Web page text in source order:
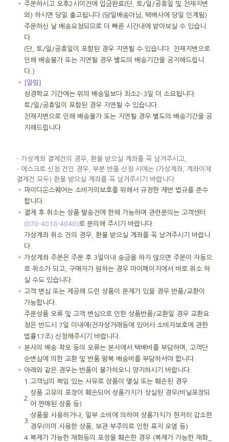
＊ 주문하시고 오후2시이전에 입금완료(단, 토/일/공휴일 및 천재지변
외) 하시면 당일 출고됩니다.(당일배송아님, 택배사에 당일 인계됨)
주문하신 날 배송요청되므로 더 빠른 시간내에 받아보실 수 있습니
다.
(단, 토/일/공휴일이 포함된 경우 지연될 수 있습니다. 천재지변으로
인해 배송불가 또는 지연될 경우 별도의 배송기간을 공지해드립니
다.)
＊
[알림]
성경학교 기간에는 위의 배송일보다 최소2-3일 더 소요됩니다.
토/일/공휴일이 포함된 경우 지연될 수 있습니다.
천재지변으로 인해 배송불가 또는 지연될 경우 별도의 배송기간을 공
지해드립니다
- 가상계좌 결제건의 경우, 환불 받으실 계좌를 꼭 남겨주시고,
- 에스크로 신청 건인 경우, 부분 반품 신청 시에는 (가상계좌, 계좌이체
결제건 모두) 환불 받으실 계좌를 꼭 남겨주시기 바랍니다.
＊ 파이디온스퀘어는 소비자의보호를 위해서 규정한 제반 법규를 준수
합니다.
＊ 결제 후 취소는 상품 발송전에 한해 가능하며 관련문의는 고객센터
(070-4018-4040)로 문의해 주시기 바랍니다.
가상계좌 취소 건의 경우, 환불 받으실 계좌를 꼭 남겨주시기 바랍니
다.
＊ 가상계좌 주문은 주문 후 3일이내 송금을 하지 않으면 주문이 자동으
로 취소가 되고, 구매자가 원하는 경우 마이페이지에서 바로 취소 하
실 수도 있습니다.
＊ 고객 변심 또는 제공해 드린 상품이 문제가 있을 경우 반품/교환이
가능합니다.
주문상품 오류 및 고객 변심으로 인한 상품반품/교환일 경우 교환요
청은 반드시 7일 이내에(전자상거래등에 있어서 소비자보호에 관한
법률17조) 신청해주시기 바랍니다.
＊ 본사의 배송 착오 등의 오류는 본사에서 택배비를 부담하며, 고객단
순변심에 의한 교환 및 반품 왕복 배송비를 부담하셔야 합니다.
＊ 아래와 같은 경우는 반품이 불가하오니 양지하시기 바랍니다.
1. 고객님의 책임 있는 사유로 상품이 멸실 또는 훼손된 경우
2.
상품 고유의 포장이 훼손되어 상품가치가 상실된 경우(비닐포장되
어 판매된 상품 등)
3.
상품을 사용하거나, 일부 소비에 의하여 상품가치가 현저히 감소한
경우(이미 사용한 상품, 보관 부주의로 인한 표지 오염 등)
4. 복제가 가능한 재화등의 포장을 훼손한 경우 (복제가 가능한 재화_